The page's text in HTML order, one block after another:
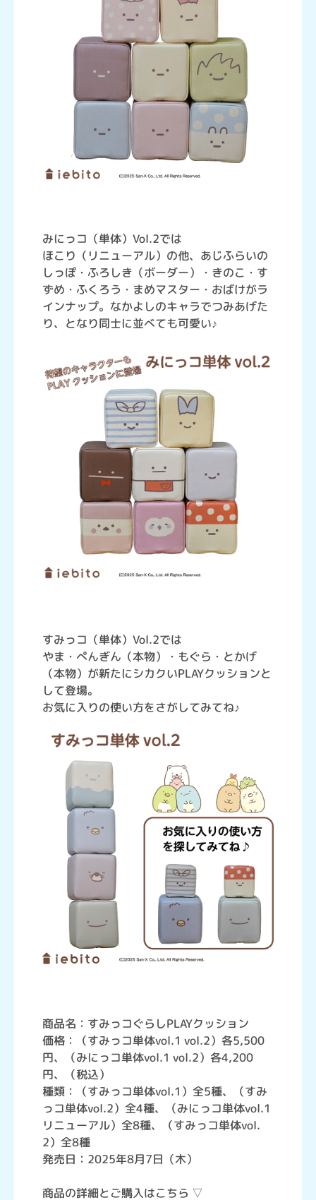
みにっコ（単体）Vol.2では
ほこり（リニューアル）の他、あじふらいの
しっぽ・ふろしき（ボーダー）・きのこ・す
ずめ・ふくろう・まめマスター・おばけがラ
インナップ。なかよしのキャラでつみあげた
り、となり同士に並べても可愛い♪
すみっコ（単体）Vol.2では
やま・ぺんぎん（本物）・もぐら・とかげ
（本物）が新たにシカクいPLAYクッションと
して登場。
お気に入りの使い方をさがしてみてね♪
商品名：すみっコぐらしPLAYクッション
価格：（すみっコ単体vol.1 vol.2）各5,500
円、（みにっコ単体vol.1 vol.2）各4,200
円、（税込）
種類：（すみっコ単体vol.1）全5種、（すみ
っコ単体vol.2）全4種、（みにっコ単体vol.1
リニューアル）全8種、（すみっコ単体vol.
2）全8種
発売日：2025年8月7日（木）
商品の詳細とご購入はこちら ▽